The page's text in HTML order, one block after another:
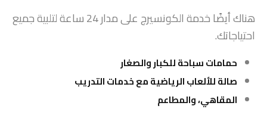
هناك أيضًا خدمة الكونسيرج على مدار 24 ساعة لتلبية جميع
احتياجاتك.
حمامات سباحة للكبار والصغار
صالة للألعاب الرياضية مع خدمات التدريب
المقاهي، والمطاعم